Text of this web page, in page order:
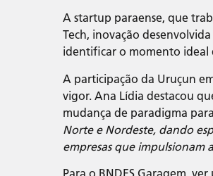
A startup paraense, que
Tech, inovação
identificar o momento ideal
A participação da Uruçun
vigor. Ana Lídia destacou
mudança de paradigma
Norte e Nordeste, dando
empresas que impulsionam